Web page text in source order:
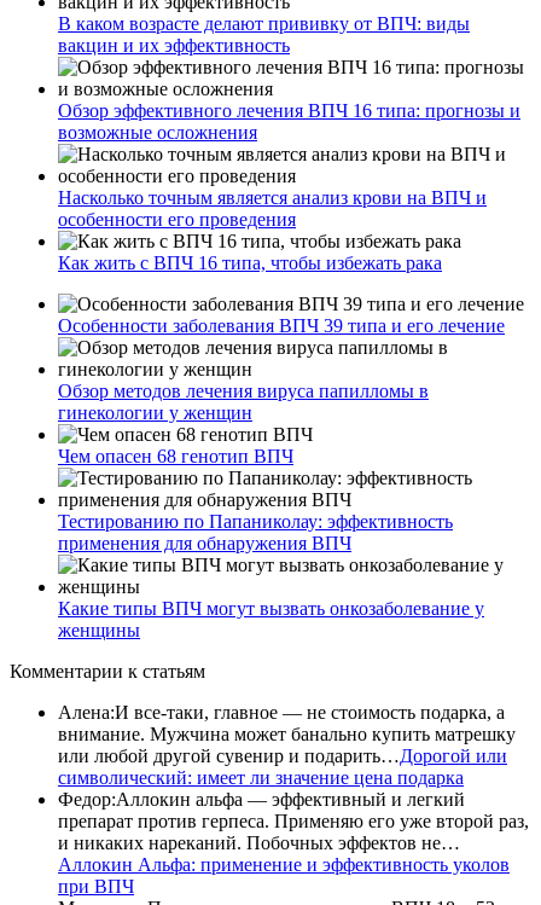
В каком возрасте делают прививку от ВПЧ: виды
вакцин и их эффективность
Обзор эффективного лечения ВПЧ 16 типа: прогнозы и
возможные осложнения
Насколько точным является анализ крови на ВПЧ и
особенности его проведения
Как жить с ВПЧ 16 типа, чтобы избежать рака
Особенности заболевания ВПЧ 39 типа и его лечение
Обзор методов лечения вируса папилломы в
гинекологии у женщин
Чем опасен 68 генотип ВПЧ
Тестированию по Папаниколау: эффективность
применения для обнаружения ВПЧ
Какие типы ВПЧ могут вызвать онкозаболевание у
женщины
Комментарии к статьям
Алена:И все-таки, главное — не стоимость подарка, а
внимание. Мужчина может банально купить матрешку
или любой другой сувенир и подарить…Дорогой или
символический: имеет ли значение цена подарка
Федор:Аллокин альфа — эффективный и легкий
препарат против герпеса. Применяю его уже второй раз,
и никаких нареканий. Побочных эффектов не…
Аллокин Альфа: применение и эффективность уколов
при ВПЧ